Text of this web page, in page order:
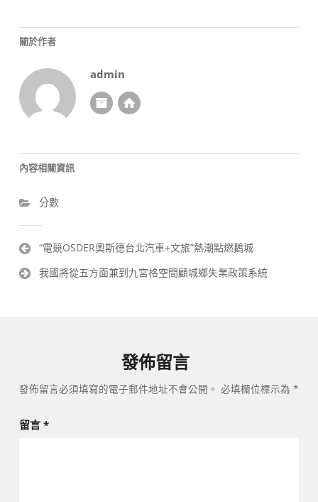
關於作者
admin
內容相關資訊
分數
文
導
“電競OSDER奧斯德台北汽車+文旅”熱潮點燃鵝城
我國將從五方面兼到九宮格空間顧城鄉失業政策系統
發佈留言
發佈留言必須填寫的電子郵件地址不會公開。 必填欄位標示為 *
留言 *